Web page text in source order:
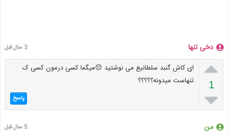
دخی تنها 3 سال قبل

1

ای کاش گنبد سلطانیع می نوشتید 😔میگما کسی درمون کسی ک
تنهاست میدونه؟؟؟؟؟
پاسخ
من 5 سال قبل